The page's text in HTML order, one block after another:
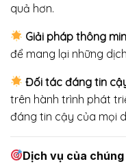
quả hơn.
Giải pháp thông
để mang lại những
Đối tác đáng tin
trên hành trình phát
đáng tin cậy của mọi
Dịch vụ của